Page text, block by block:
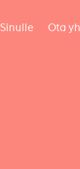
Sinulle Ota